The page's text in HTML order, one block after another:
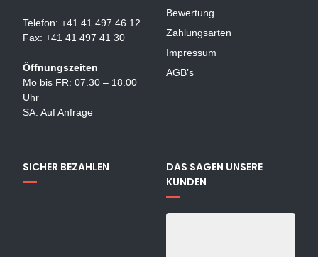
Telefon: +41 41 497 46 12
Fax: +41 41 497 41 30
Öffnungszeiten
Mo bis FR: 07.30 – 18.00
Uhr
SA: Auf Anfrage
Bewertung
Zahlungsarten
Impressum
AGB’s
SICHER BEZAHLEN
DAS SAGEN UNSERE
KUNDEN